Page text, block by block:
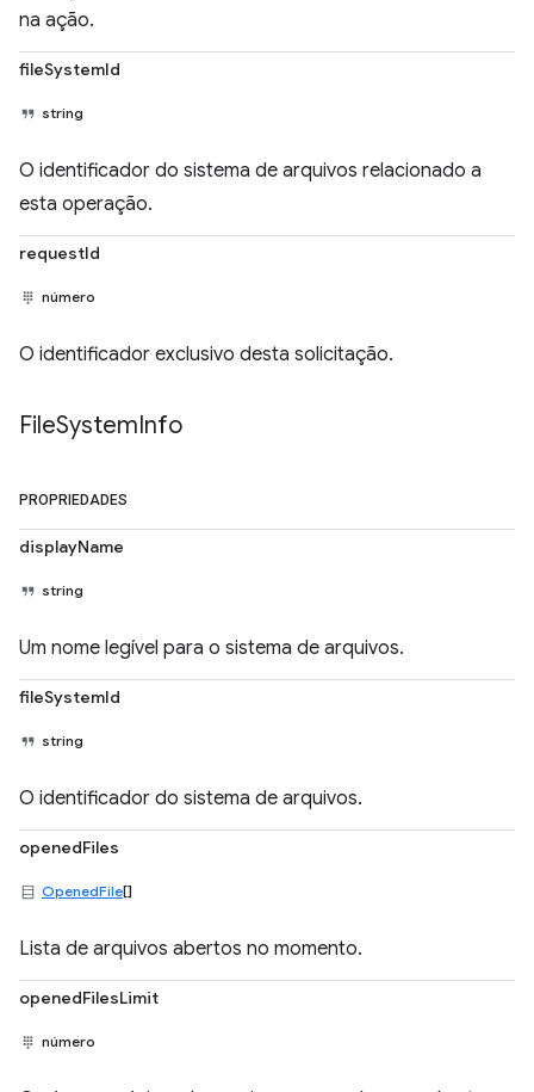
na ação.
fileSystemId
string
O identificador do sistema de arquivos relacionado a
esta operação.
requestId
número
O identificador exclusivo desta solicitação.
FileSystemInfo
PROPRIEDADES
displayName
string
Um nome legível para o sistema de arquivos.
fileSystemId
string
O identificador do sistema de arquivos.
openedFiles
OpenedFile[]
Lista de arquivos abertos no momento.
openedFilesLimit
número